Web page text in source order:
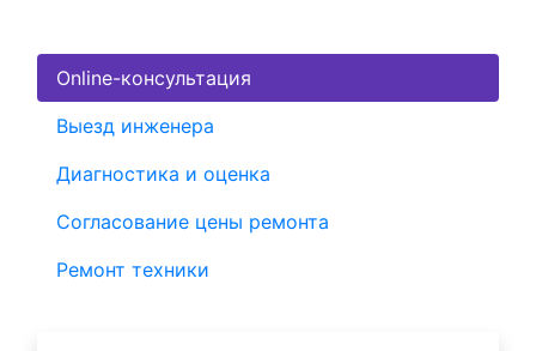
Online-консультация
Выезд инженера
Диагностика и оценка
Согласование цены ремонта
Ремонт техники